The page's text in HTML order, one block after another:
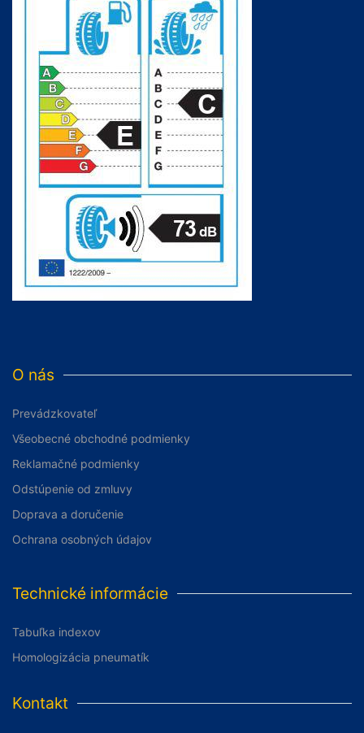
O nás
Prevádzkovateľ
Všeobecné obchodné podmienky
Reklamačné podmienky
Odstúpenie od zmluvy
Doprava a doručenie
Ochrana osobných údajov
Technické informácie
Tabuľka indexov
Homologizácia pneumatík
Kontakt